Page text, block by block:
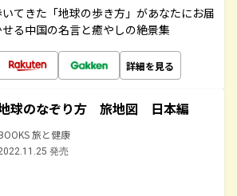
てきた「地球の歩き方」があなたにお届
る中国の名言と癒やしの絶景集
詳細を見る
球のなぞり方 旅地図 日本編
旅と健康
発売